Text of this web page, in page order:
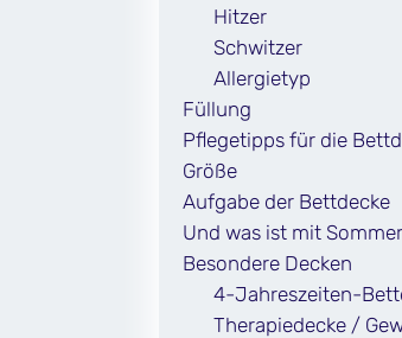
Hitzer
Schwitzer
Allergietyp
Füllung
Pflegetipps für die
Größe
Aufgabe der Bettdecke
Und was ist mit
Besondere Decken
4-Jahreszeiten-
Therapiedecke /